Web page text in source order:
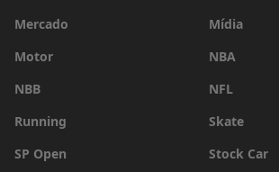
Mercado
Mídia
Motor
NBA
NBB
NFL
Running
Skate
SP Open
Stock Car